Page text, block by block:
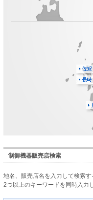
佐賀
長崎
制御機器販売店検索
地名、販売店名を入力して検索
2つ以上のキーワードを同時入力